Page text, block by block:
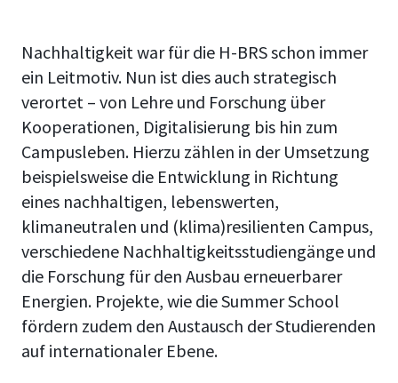
Nachhaltigkeit war für die H-BRS schon immer
ein Leitmotiv. Nun ist dies auch strategisch
verortet – von Lehre und Forschung über
Kooperationen, Digitalisierung bis hin zum
Campusleben. Hierzu zählen in der Umsetzung
beispielsweise die Entwicklung in Richtung
eines nachhaltigen, lebenswerten,
klimaneutralen und (klima)resilienten Campus,
verschiedene Nachhaltigkeitsstudiengänge und
die Forschung für den Ausbau erneuerbarer
Energien. Projekte, wie die Summer School
fördern zudem den Austausch der Studierenden
auf internationaler Ebene.